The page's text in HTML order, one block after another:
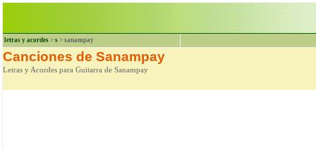
letras y acordes > s > sanampay
Canciones de Sanampay
Letras y Acordes para Guitarra de Sanampay